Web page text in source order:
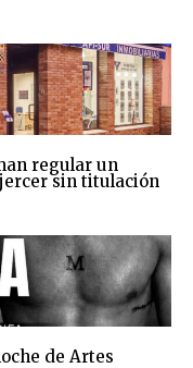
regular un
sin titulación
de Artes